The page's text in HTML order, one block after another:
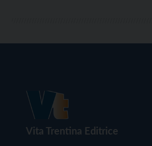
Vita Trentina Editrice